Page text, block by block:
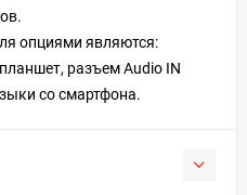
опциями являются:
разъем Audio IN
со смартфона.